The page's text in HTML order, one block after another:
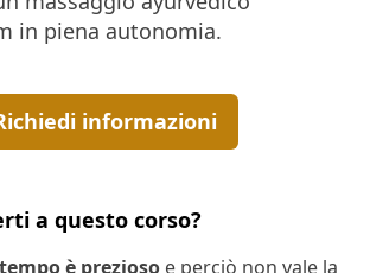
in piena autonomia.
informazioni
a questo corso?
tempo è prezioso e perciò non vale la